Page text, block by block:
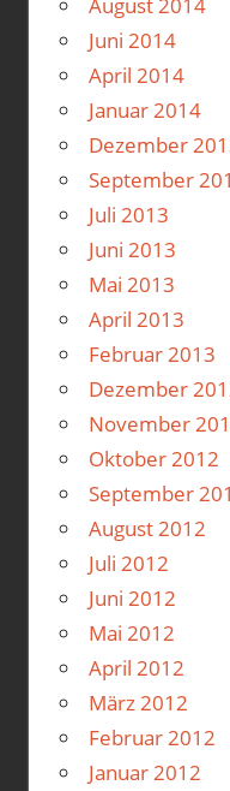
Juni 2014
April 2014
Januar 2014
Dezember
September
Juli 2013
Juni 2013
Mai 2013
April 2013
Februar 2013
Dezember
November
Oktober 2012
September
August 2012
Juli 2012
Juni 2012
Mai 2012
April 2012
März 2012
Februar 2012
Januar 2012